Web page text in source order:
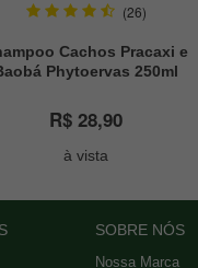
(26)
Cachos Pracaxi e
Phytoervas 250ml
R$ 28,90
à vista
SOBRE NÓS
Nossa Marca